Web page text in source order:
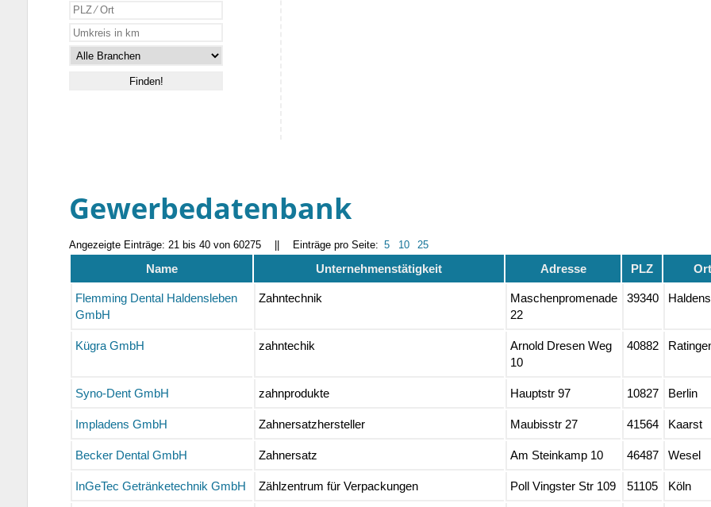
Gewerbedatenbank
Angezeigte Einträge: 21 bis 40 von 60275 Einträge pro Seite: 5 10 25
Name Unternehmenstätigkeit Adresse PLZ Ort
Flemming Dental Haldensleben
GmbH
Zahntechnik
Maschenpromenade
22
39340
Kügra GmbH zahntechik
Arnold Dresen Weg
10
40882
Syno-Dent GmbH zahnprodukte Hauptstr 97 10827 Berlin
Impladens GmbH Zahnersatzhersteller Maubisstr 27 41564 Kaarst
Becker Dental GmbH Zahnersatz Am Steinkamp 10 46487 Wesel
InGeTec Getränketechnik GmbH Zählzentrum für Verpackungen Poll Vingster Str 109 51105 Köln